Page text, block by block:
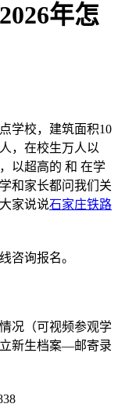
年怎
学校，建筑面积10
，在校生万人以
以超高的 和 在学
和家长都问我们关
家说说石家庄铁路
咨询报名。
况（可视频参观学
新生档案—邮寄录